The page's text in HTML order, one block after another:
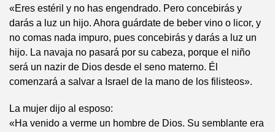
«Eres estéril y no has engendrado. Pero concebirás y
darás a luz un hijo. Ahora guárdate de beber vino o licor, y
no comas nada impuro, pues concebirás y darás a luz un
hijo. La navaja no pasará por su cabeza, porque el niño
será un nazir de Dios desde el seno materno. Él
comenzará a salvar a Israel de la mano de los filisteos».
La mujer dijo al esposo:
«Ha venido a verme un hombre de Dios. Su semblante era